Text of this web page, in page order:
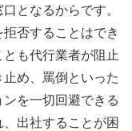
となるからです。
否することはでき
も代行業者が阻止
め、罵倒といった
を一切回避できる
出社することが困